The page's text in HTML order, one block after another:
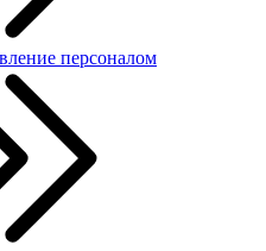
персоналом